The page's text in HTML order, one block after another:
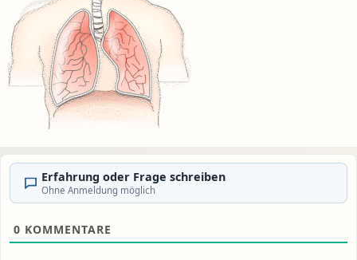
Erfahrung oder Frage schreiben
Ohne Anmeldung möglich
0 KOMMENTARE